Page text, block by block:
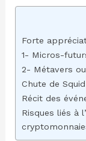
Forte
1- Micros-
2- Métavers
Chute de Squid
Récit des
Risques liés à